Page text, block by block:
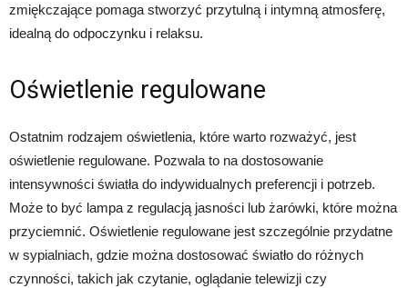
zmiękczające pomaga stworzyć przytulną i intymną atmosferę,
idealną do odpoczynku i relaksu.
Oświetlenie regulowane
Ostatnim rodzajem oświetlenia, które warto rozważyć, jest
oświetlenie regulowane. Pozwala to na dostosowanie
intensywności światła do indywidualnych preferencji i potrzeb.
Może to być lampa z regulacją jasności lub żarówki, które można
przyciemnić. Oświetlenie regulowane jest szczególnie przydatne
w sypialniach, gdzie można dostosować światło do różnych
czynności, takich jak czytanie, oglądanie telewizji czy